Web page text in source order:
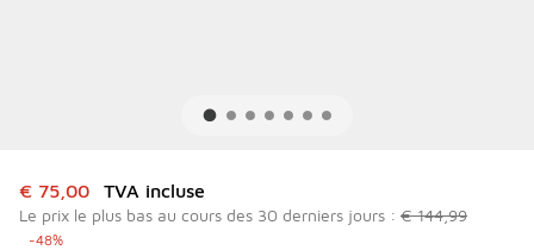
Cet article est en promotion. Prix en baisse de à € 75,00
€ 75,00 TVA incluse
Le prix le plus bas au cours des 30 derniers jours : € 144,99
-48%